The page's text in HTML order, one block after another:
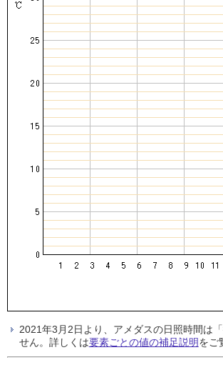
2021年3月2日より、アメダスの日照時間は
せん。詳しくは要素ごとの値の補足説明をご